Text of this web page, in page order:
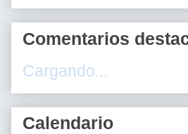
Comentarios
Cargando...
Calendario